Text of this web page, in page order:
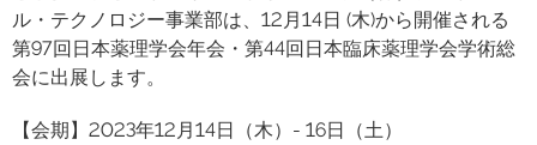
ル・テクノロジー事業部は、12月14日 (木)から開催される
第97回日本薬理学会年会・第44回日本臨床薬理学会学術総
会に出展します。
【会期】2023年12月14日（木）- 16日（土）